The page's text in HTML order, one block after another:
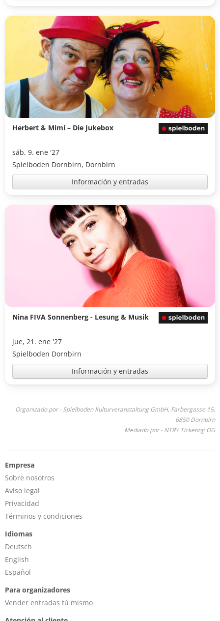
Herbert & Mimi – Die Jukebox
sáb, 9. ene '27
Spielboden Dornbirn, Dornbirn
Información y entradas
Nina FIVA Sonnenberg - Lesung & Musik
jue, 21. ene '27
Spielboden Dornbirn
Información y entradas
Organizado por - Spielboden Kulturveranstaltung GmbH, Färbergasse 15,
6850 Dornbirn
Mediado por - NTRY Ticketing OG
Empresa
Sobre nosotros
Aviso legal
Privacidad
Términos y condiciones
Idiomas
Deutsch
English
Español
Para organizadores
Vender entradas tú mismo